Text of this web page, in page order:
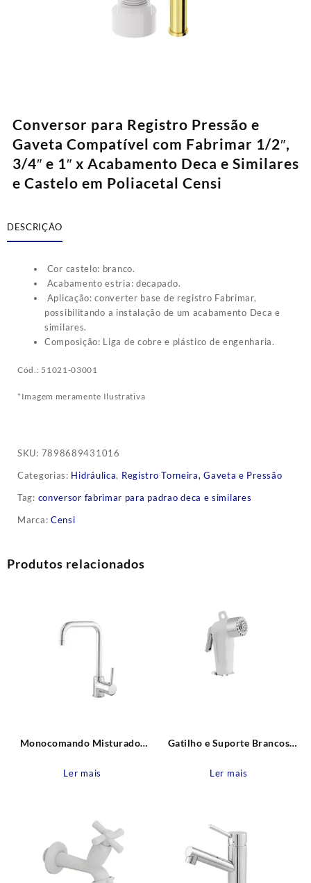
Conversor para Registro Pressão e
Gaveta Compatível com Fabrimar 1/2″,
3/4″ e 1″ x Acabamento Deca e Similares
e Castelo em Poliacetal Censi
DESCRIÇÃO
Cor castelo: branco.
Acabamento estria: decapado.
Aplicação: converter base de registro Fabrimar,
possibilitando a instalação de um acabamento Deca e
similares.
Composição: Liga de cobre e plástico de engenharia.
Cód.: 51021-03001
*Imagem meramente Ilustrativa
SKU: 7898689431016
Categorias: Hidráulica, Registro Torneira, Gaveta e Pressão
Tag: conversor fabrimar para padrao deca e similares
Marca: Censi
Produtos relacionados
Monocomando Misturador
Leão Metais
Ler mais
Gatilho e Suporte Brancos
Metais
Ler mais